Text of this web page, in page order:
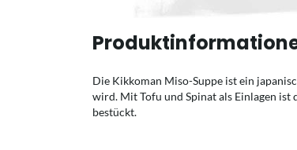
Die Kikkoman Miso-Suppe ist ein
wird. Mit Tofu und Spinat als Einlagen
bestückt.